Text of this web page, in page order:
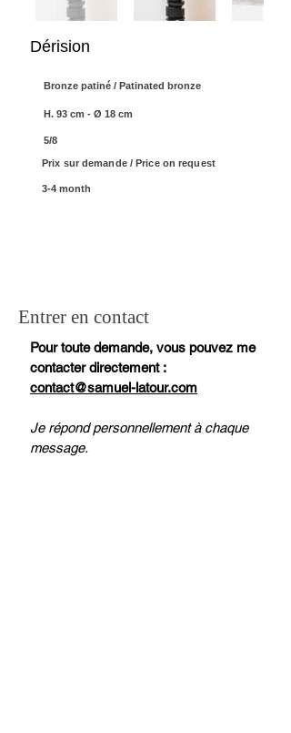
Dérision
Bronze patiné / Patinated bronze
H. 93 cm - Ø 18 cm
5/8
Prix sur demande / Price on request
3-4 month
Entrer en contact
Pour toute demande, vous pouvez me
contacter directement :
contact@samuel-latour.com
Je répond personnellement à chaque
message.